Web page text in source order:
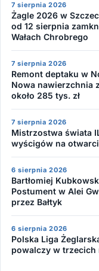
7 sierpnia 2026
Żagle 2026 w
od 12 sierpnia
Wałach Chrobrego
7 sierpnia 2026
Remont deptaku w
Nowa nawierzchnia
około 285 tys. zł
7 sierpnia 2026
Mistrzostwa świata
wyścigów na
6 sierpnia 2026
Bartłomiej
Postument w Alei
przez Bałtyk
6 sierpnia 2026
Polska Liga
powalczy w